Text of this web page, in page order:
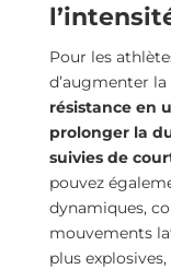
Pour les
d’augmenter
résistance en
prolonger la
suivies de
pouvez
dynamiques,
mouvements
plus